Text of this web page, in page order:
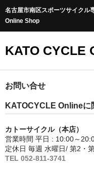
名古屋市南区スポーツサイク
Online Shop
KATO CYCLE
ホーム
ONEUP COMPONENTS
バイクカテゴリー
MTB-OFFROAD
お問い合せ
KATOCYCLE Onlineに
カトーサイクル（本店）
営業時間 平日 : 10:00～
定休日 毎週 水曜日/ 第2・
TEL 052-811-3741